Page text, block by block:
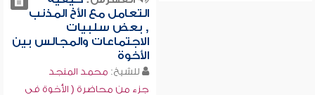
التعامل مع الأخ المذنب
, بعض سلبيات
الاجتماعات والمجالس بين
الأخوة
للشيخ: محمد المنجد
جزء من محاضرة ( الأخوة في